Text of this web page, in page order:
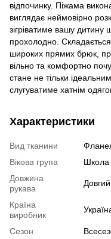
відпочинку. Піжама
виглядає неймовірно
зігріватиме вашу дитину
прохолодно.
широких прямих брюк,
вільно та комфортно
стане не тільки
слугуватиме хатнім
Характеристики
Вид тканини
Вікова група
Школа
Довжина
рукава
Довгий
Країна
виробник
Сезон